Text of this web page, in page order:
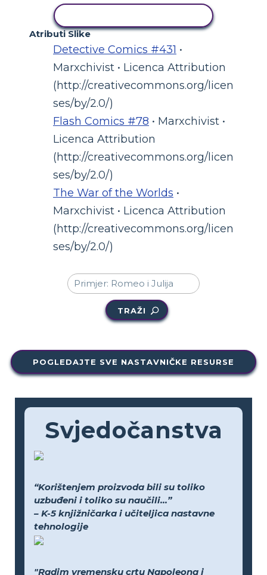
Atributi Slike
Detective Comics #431 •
Marxchivist • Licenca Attribution
(http://creativecommons.org/licen
ses/by/2.0/)
Flash Comics #78 • Marxchivist •
Licenca Attribution
(http://creativecommons.org/licen
ses/by/2.0/)
The War of the Worlds •
Marxchivist • Licenca Attribution
(http://creativecommons.org/licen
ses/by/2.0/)
TRAŽI
POGLEDAJTE SVE NASTAVNIČKE RESURSE
Svjedočanstva
“Korištenjem proizvoda bili su toliko
uzbuđeni i toliko su naučili...”
– K-5 knjižničarka i učiteljica nastavne
tehnologije
"Radim vremensku crtu Napoleona i